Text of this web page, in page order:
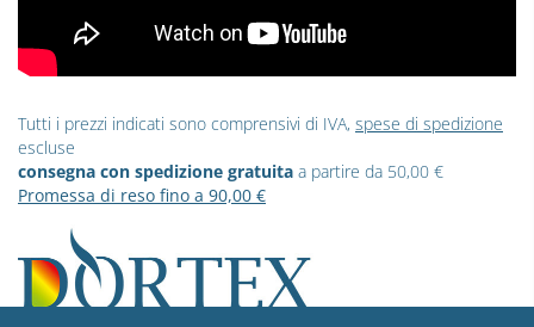
Tutti i prezzi indicati sono comprensivi di IVA, spese di spedizione
escluse
consegna con spedizione gratuita a partire da 50,00 €
Promessa di reso fino a 90,00 €